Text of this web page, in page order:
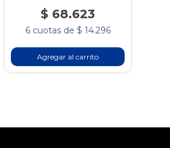
$ 68.623
6 cuotas de $ 14.296
Agregar al carrito